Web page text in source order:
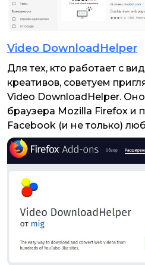
Video DownloadHelper
Для тех, кто работает с
креативов, советуем
Video DownloadHelper.
браузера Mozilla Firefox и
Facebook (и не только)